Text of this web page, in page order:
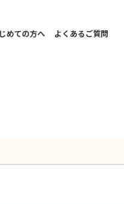
めての方へ よくあるご質問